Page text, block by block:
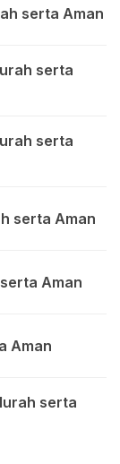
serta Aman
serta
serta
serta Aman
Aman
Aman
serta